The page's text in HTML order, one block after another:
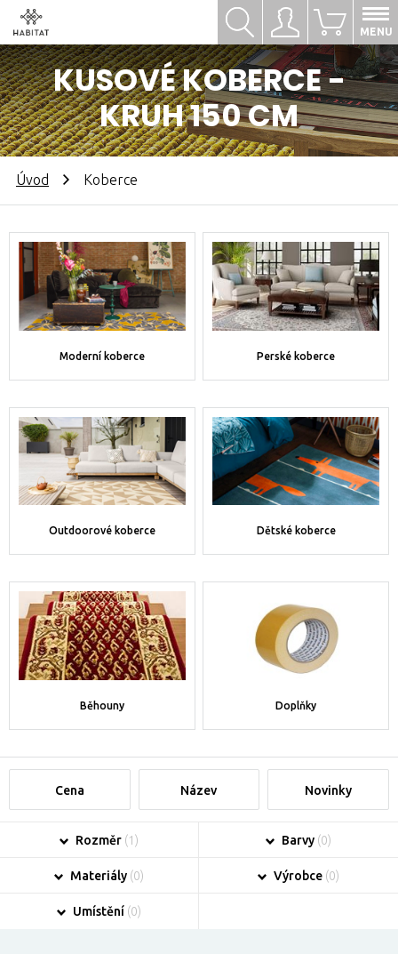
Přihlásit se
KUSOVÉ KOBERCE -
KRUH 150 CM
0
MENU
Hledat
Úvod Koberce
Moderní koberce Perské koberce
Outdoorové koberce Dětské koberce
Běhouny Doplňky
Cena Název Novinky
Rozměr (1) Barvy (0)
Materiály (0) Výrobce (0)
Umístění (0)